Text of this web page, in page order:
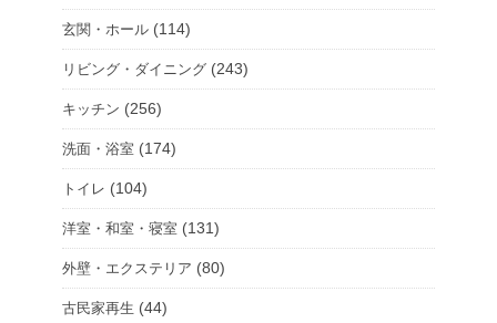
玄関・ホール (114)
リビング・ダイニング (243)
キッチン (256)
洗面・浴室 (174)
トイレ (104)
洋室・和室・寝室 (131)
外壁・エクステリア (80)
古民家再生 (44)